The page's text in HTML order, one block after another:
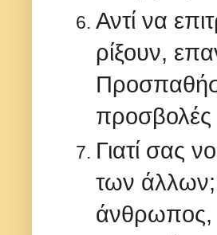
Αντί να
ρίξουν,
Γιατί σας
των άλλων;
άνθρωπος,